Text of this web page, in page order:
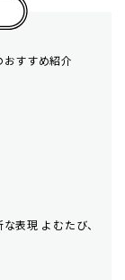
すすめ紹介
表現 よむたび、